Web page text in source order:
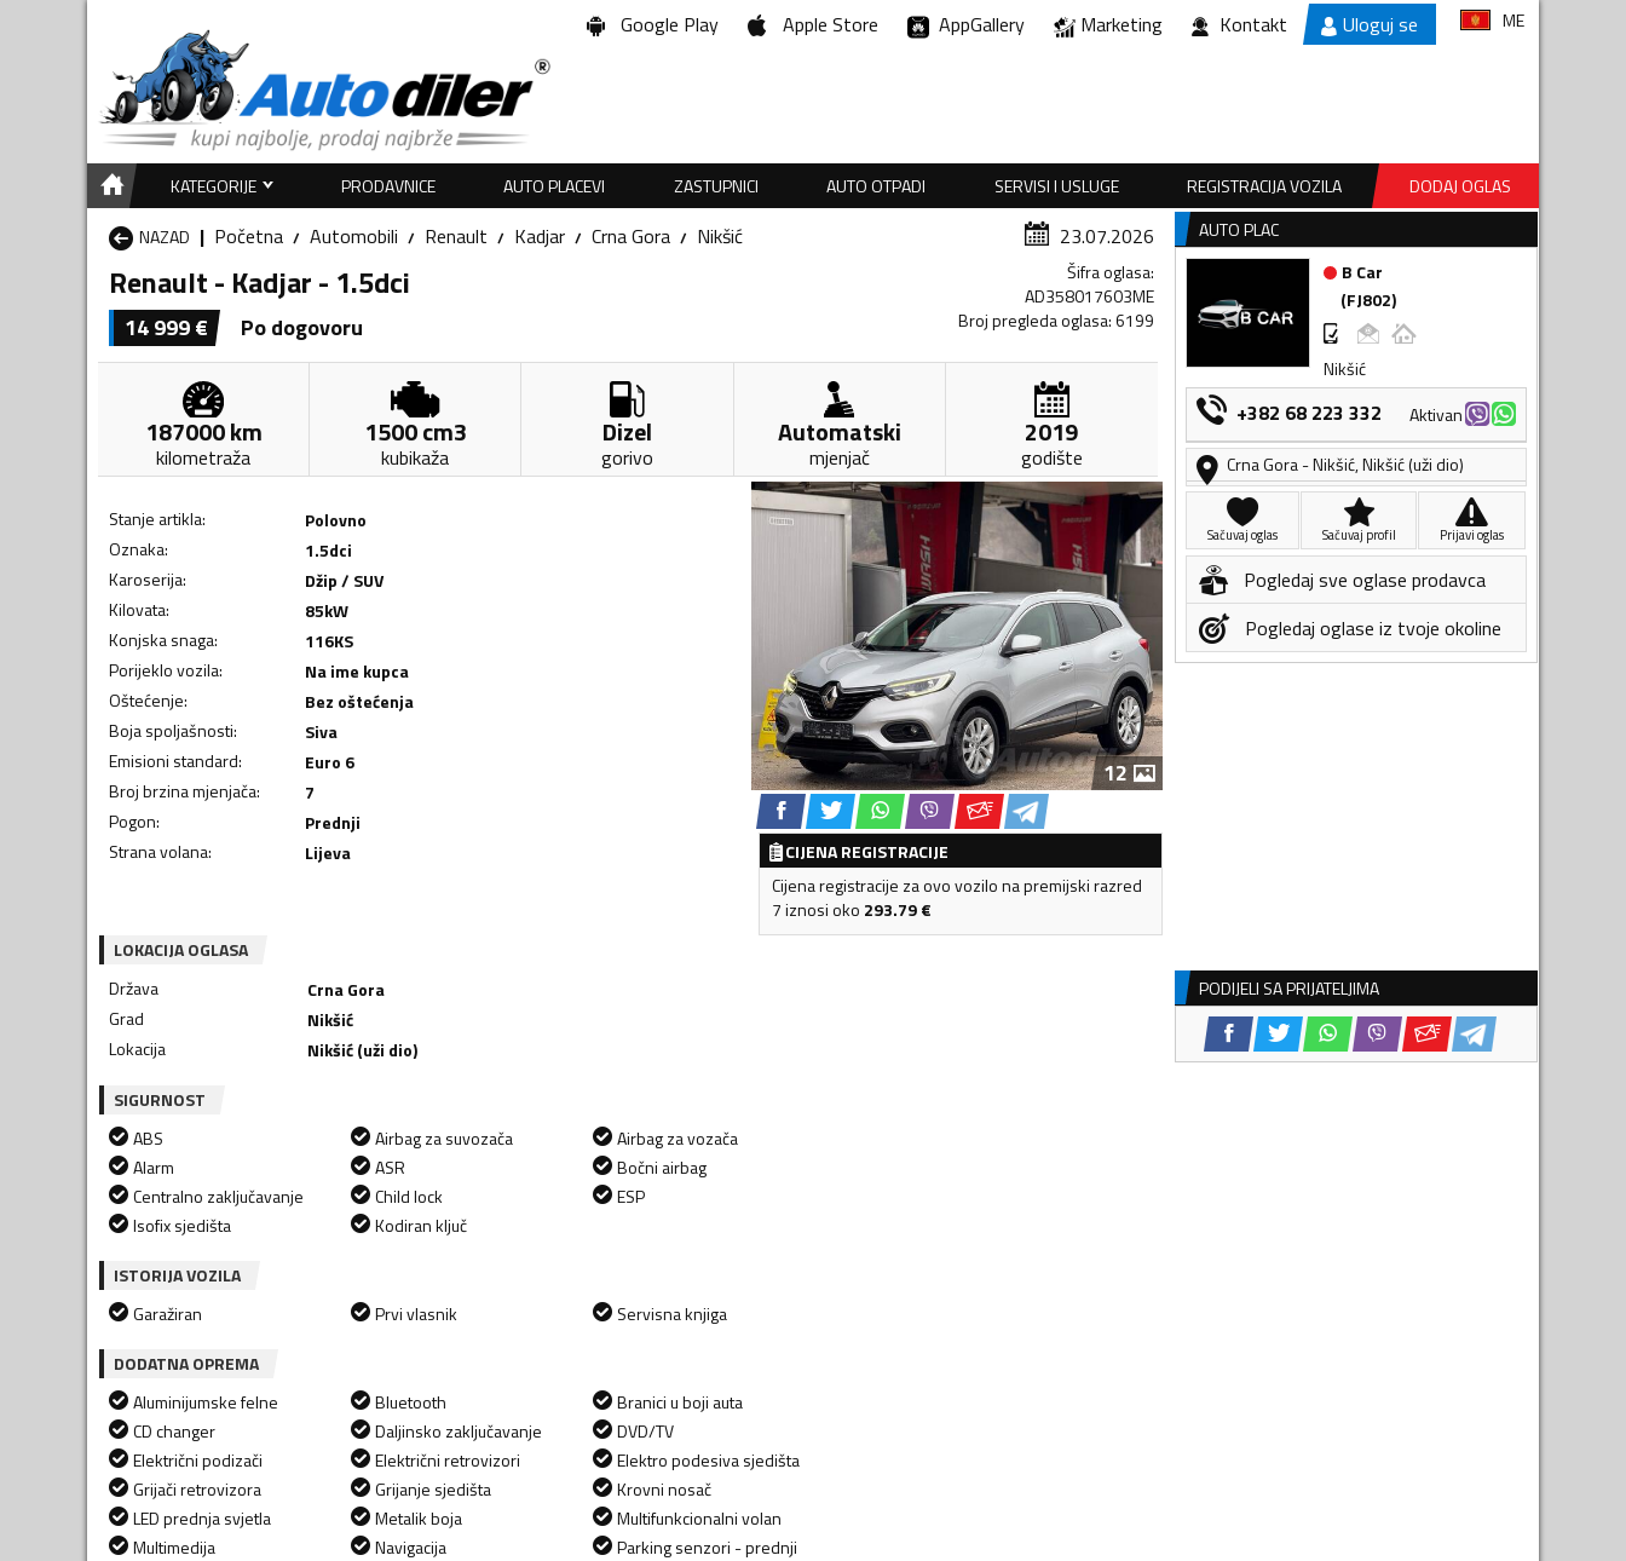
Google Play Apple Store AppGallery Marketing Kontakt Uloguj se ME
KATEGORIJE PRODAVNICE AUTO PLACEVI ZASTUPNICI AUTO OTPADI SERVISI I USLUGE REGISTRACIJA VOZILA
DODAJ OGLAS
NAZAD
Početna Automobili Renault Kadjar Crna Gora Nikšić 23.07.2026
Renault - Kadjar - 1.5dci
14 999€ Po dogovoru
Šifra oglasa:
AD358017603ME
Broj pregleda oglasa:6199
187000km
kilometraža
1500cm3
kubikaža
Dizel
gorivo
Automatski
mjenjač
2019
godište
Stanje artikla:
Polovno
Oznaka:
1.5dci
Karoserija:
Džip / SUV
Kilovata: 85kW
Konjska snaga: 116KS
Porijeklo vozila:
Na ime kupca
Oštećenje:
Bez oštećenja
Boja spoljašnosti:
Siva
Emisioni standard:
Euro 6
Broj brzina mjenjača:
7
Pogon:
Prednji
Strana volana: Lijeva
12
CIJENA REGISTRACIJE
Cijena registracije za ovo vozilo na premijski razred
7 iznosi oko 293.79€
LOKACIJA OGLASA
Država
Crna Gora
Grad
Nikšić
Lokacija
Nikšić (uži dio)
SIGURNOST
ABS
Alarm
Centralno zaključavanje
Isofix sjedišta
Airbag za suvozača
ASR
Child lock
Kodiran ključ
Airbag za vozača
Bočni airbag
ESP
ISTORIJA VOZILA
Garažiran
Prvi vlasnik
Servisna knjiga
DODATNA OPREMA
Aluminijumske felne
CD changer
Električni podizači
Grijači retrovizora
LED prednja svjetla
Multimedija
Bluetooth
Daljinsko zaključavanje
Električni retrovizori
Grijanje sjedišta
Metalik boja
Navigacija
Branici u boji auta
DVD/TV
Elektro podesiva sjedišta
Krovni nosač
Multifunkcionalni volan
Parking senzori - prednji
AUTO PLAC
B Car
(FJ802)
Nikšić
+382 68 223 332
Aktivan
Crna Gora-Nikšić,Nikšić (uži dio)
Sačuvaj oglas Sačuvaj profil Prijavi oglas
Pogledaj sve oglase prodavca
Pogledaj oglase iz tvoje okoline
PODIJELI SA PRIJATELJIMA